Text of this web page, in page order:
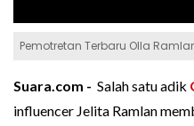
Pemotretan Terbaru Olla
Suara.com - Salah satu adik
influencer Jelita Ramlan